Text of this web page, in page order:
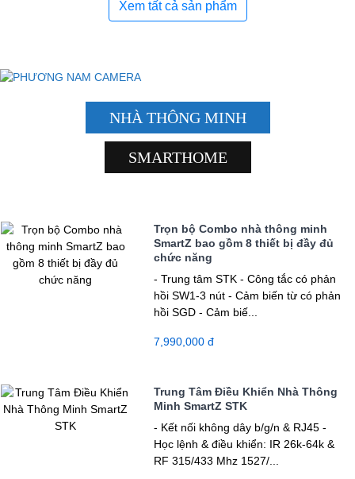
Xem tất cả sản phẩm
NHÀ THÔNG MINH
SMARTHOME
Trọn bộ Combo nhà thông minh
SmartZ bao gồm 8 thiết bị đầy đủ
chức năng
- Trung tâm STK - Công tắc có phản
hồi SW1-3 nút - Cảm biến từ có phản
hồi SGD - Cảm biế...
7,990,000 đ
Trung Tâm Điều Khiển Nhà Thông
Minh SmartZ STK
- Kết nối không dây b/g/n & RJ45 -
Học lệnh & điều khiển: IR 26k-64k &
RF 315/433 Mhz 1527/...